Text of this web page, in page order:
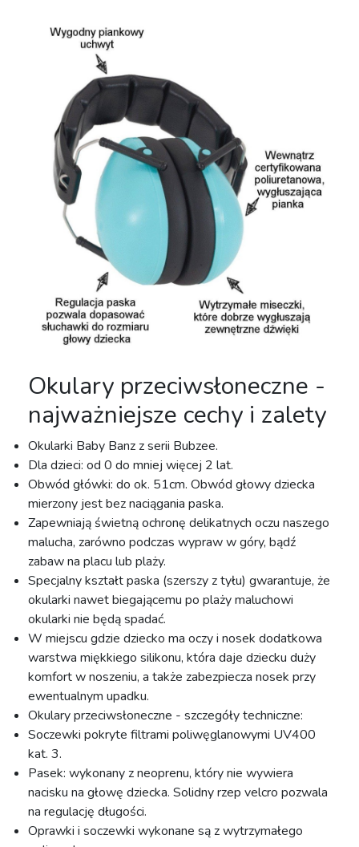
Okulary przeciwsłoneczne -
najważniejsze cechy i zalety
Okularki Baby Banz z serii Bubzee.
Dla dzieci: od 0 do mniej więcej 2 lat.
Obwód główki: do ok. 51cm. Obwód głowy dziecka
mierzony jest bez naciągania paska.
Zapewniają świetną ochronę delikatnych oczu naszego
malucha, zarówno podczas wypraw w góry, bądź
zabaw na placu lub plaży.
Specjalny kształt paska (szerszy z tyłu) gwarantuje, że
okularki nawet biegającemu po plaży maluchowi
okularki nie będą spadać.
W miejscu gdzie dziecko ma oczy i nosek dodatkowa
warstwa miękkiego silikonu, która daje dziecku duży
komfort w noszeniu, a także zabezpiecza nosek przy
ewentualnym upadku.
Okulary przeciwsłoneczne - szczegóły techniczne:
Soczewki pokryte filtrami poliwęglanowymi UV400
kat. 3.
Pasek: wykonany z neoprenu, który nie wywiera
nacisku na głowę dziecka. Solidny rzep velcro pozwala
na regulację długości.
Oprawki i soczewki wykonane są z wytrzymałego